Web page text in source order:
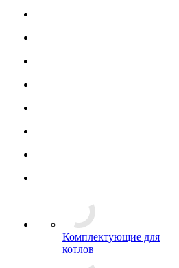
Комплектующие для
котлов